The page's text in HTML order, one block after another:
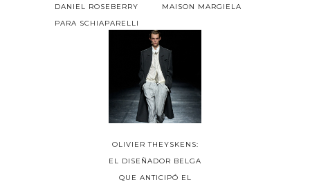
DANIEL ROSEBERRY
PARA SCHIAPARELLI
MAISON MARGIELA
OLIVIER THEYSKENS:
EL DISEÑADOR BELGA
QUE ANTICIPÓ EL